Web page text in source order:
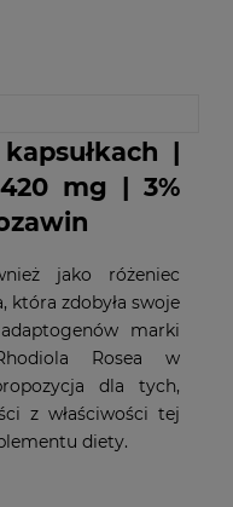
|
mg | 3%
jako różeniec
która zdobyła swoje
marki
Rosea w
dla tych,
z właściwości tej
diety.